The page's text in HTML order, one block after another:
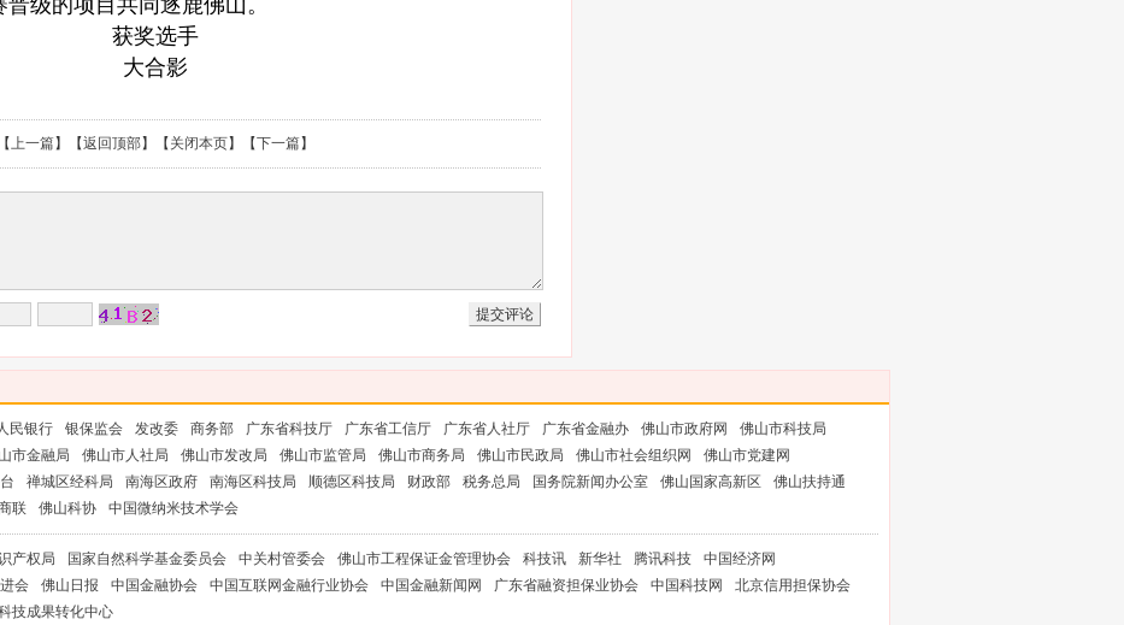
级的项目共同逐鹿佛山。
获奖选手
大合影
【上一篇】【返回顶部】【 关闭本页】【下一篇】
民银行 银保监会 发改委 商务部 广东省科技厅 广东省工信厅 广东省人社厅 广东省金融办 佛山市政府网
佛山市科技局
市金融局 佛山市人社局 佛山市发改局 佛山市监管局 佛山市商务局 佛山市民政局 佛山市社会组织网
佛山市党建网
禅城区经科局 南海区政府 南海区科技局 顺德区科技局 财政部 税务总局 国务院新闻办公室 佛山国家高新区
佛山扶持通
联 佛山科协 中国微纳米技术学会
产权局 国家自然科学基金委员会 中关村管委会 佛山市工程保证金管理协会 科技讯 新华社 腾讯科技
中国经济网
会
佛山日报 中国金融协会 中国互联网金融行业协会 中国金融新闻网 广东省融资担保业协会 中国科技网
北京信用担保协会
技成果转化中心